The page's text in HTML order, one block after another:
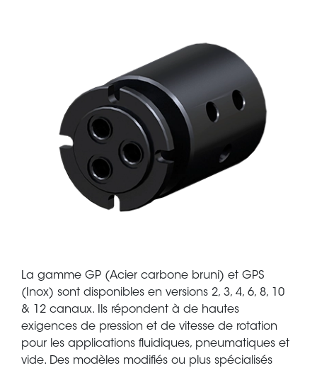
La gamme GP (Acier carbone bruni) et GPS
(Inox) sont disponibles en versions 2, 3, 4, 6, 8, 10
& 12 canaux. Ils répondent à de hautes
exigences de pression et de vitesse de rotation
pour les applications fluidiques, pneumatiques et
vide. Des modèles modifiés ou plus spécialisés